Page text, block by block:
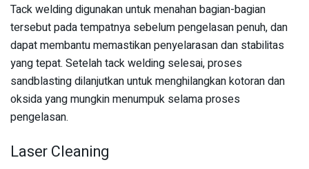
Tack welding digunakan untuk menahan bagian-bagian
tersebut pada tempatnya sebelum pengelasan penuh, dan
dapat membantu memastikan penyelarasan dan stabilitas
yang tepat. Setelah tack welding selesai, proses
sandblasting dilanjutkan untuk menghilangkan kotoran dan
oksida yang mungkin menumpuk selama proses
pengelasan.
Laser Cleaning